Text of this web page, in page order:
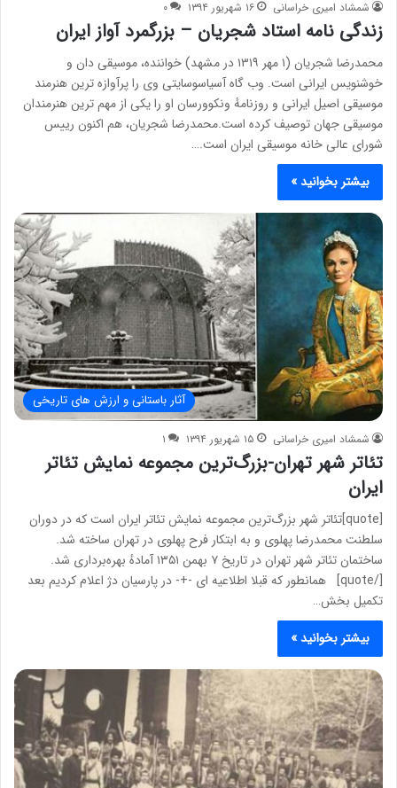
شمشاد امیری خراسانی ۱۶ شهریور ۱۳۹۴ ۰
زندگی نامه استاد شجریان – بزرگمرد آواز ایران
محمدرضا شجریان (۱ مهر ۱۳۱۹ در مشهد) خواننده، موسیقی دان و
خوشنویس ایرانی است. وب گاه آسیاسوسایتی وی را پرآوازه ترین هنرمند
موسیقی اصیل ایرانی و روزنامهٔ ونکوورسان او را یکی از مهم ترین هنرمندان
موسیقی جهان توصیف کرده است.محمدرضا شجریان، هم اکنون رییس
شورای عالی خانه موسیقی ایران است.…
بیشتر بخوانید »
آثار باستانی و ارزش های تاریخی
شمشاد امیری خراسانی ۱۵ شهریور ۱۳۹۴ ۱
تئاتر شهر تهران-بزرگ‌ترین مجموعه نمایش تئاتر
ایران
[quote]تئاتر شهر بزرگ‌ترین مجموعه نمایش تئاتر ایران است که در دوران
سلطنت محمدرضا پهلوی و به ابتکار فرح پهلوی در تهران ساخته شد.
ساختمان تئاتر شهر تهران در تاریخ ۷ بهمن ۱۳۵۱ آمادهٔ بهره‌برداری شد.
[/quote] همانطور که قبلا اطلاعیه ای -+- در پارسیان دژ اعلام کردیم بعد
تکمیل بخش…
بیشتر بخوانید »